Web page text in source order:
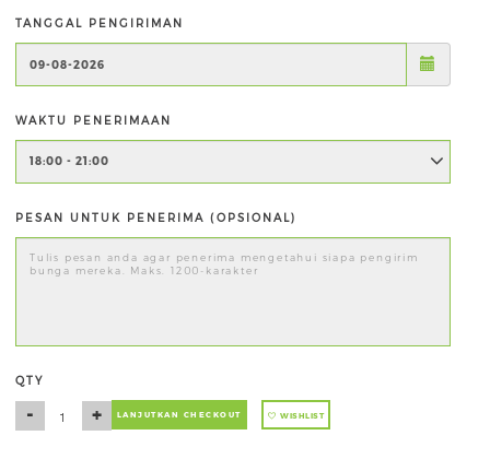
TANGGAL PENGIRIMAN
WAKTU PENERIMAAN
PESAN UNTUK PENERIMA (OPSIONAL)
QTY
- + LANJUTKAN CHECKOUT WISHLIST